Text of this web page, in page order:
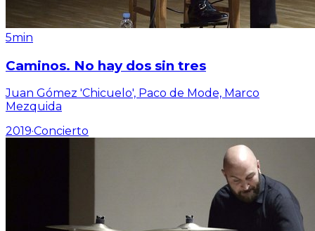
5min
Caminos. No hay dos sin tres
Juan Gómez 'Chicuelo', Paco de Mode, Marco
Mezquida
2019·Concierto